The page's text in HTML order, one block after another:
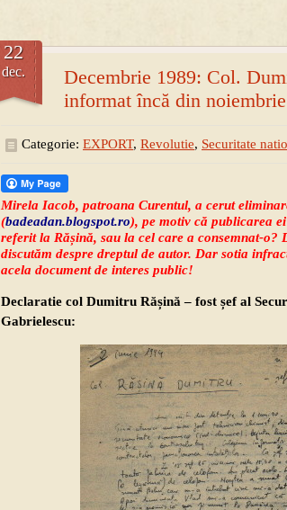
Decembrie 1989: Col.
informat încă din
22
dec.
Categorie: EXPORT, Revolutie, Securitate
Mirela Iacob, patroana Curentul, a cerut
(badeadan.blogspot.ro), pe motiv că publicarea
referit la Rășină, sau la cel care a consemnat-o?
discutăm despre dreptul de autor. Dar sotia
acela document de interes public!
Declaratie col Dumitru Rășină – fost șef al
Gabrielescu: